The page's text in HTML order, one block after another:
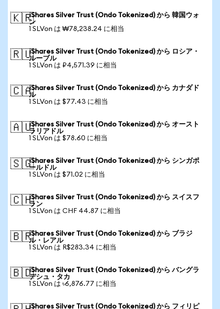
🇰🇷iShares Silver Trust (Ondo Tokenized) から 韓国ウォ
ン
1 SLVon は ₩78,238.24 に相当
🇷🇺iShares Silver Trust (Ondo Tokenized) から ロシア・
ルーブル
1 SLVon は ₽4,571.39 に相当
🇨🇦iShares Silver Trust (Ondo Tokenized) から カナダド
ル
1 SLVon は $77.43 に相当
🇦🇺iShares Silver Trust (Ondo Tokenized) から オースト
ラリアドル
1 SLVon は $78.60 に相当
🇸🇬iShares Silver Trust (Ondo Tokenized) から シンガポ
ールドル
1 SLVon は $71.02 に相当
🇨🇭iShares Silver Trust (Ondo Tokenized) から スイスフ
ラン
1 SLVon は CHF 44.87 に相当
🇧🇷iShares Silver Trust (Ondo Tokenized) から ブラジ
ル・レアル
1 SLVon は R$283.34 に相当
🇧🇩iShares Silver Trust (Ondo Tokenized) から バングラ
デシュ・タカ
1 SLVon は ৳6,876.77 に相当
iShares Silver Trust (Ondo Tokenized) から フィリピ